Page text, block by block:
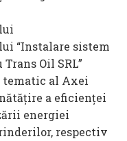
“Instalare sistem
Oil SRL”
al Axei
a eficienței
energiei
respectiv